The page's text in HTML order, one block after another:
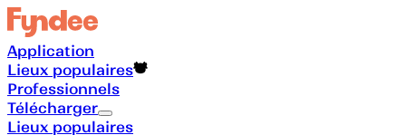
Application
Lieux populaires
Professionnels
Télécharger
Lieux populaires